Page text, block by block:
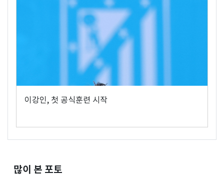
이강인, 첫 공식훈련 시작
많이 본 포토